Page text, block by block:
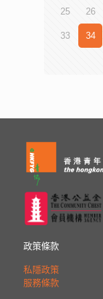
25 26
33 34
政策條款
私隱政策
服務條款